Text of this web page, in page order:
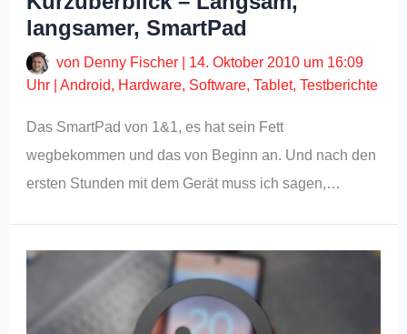
langsamer, SmartPad
von Denny Fischer
14. Oktober 2010 um 16:09
Uhr |Android, Hardware, Software,Tablet,Testberichte
Das SmartPad von 1&1, es hat sein Fett
wegbekommen und das von Beginn an. Und nach den
ersten Stunden mit dem Gerät muss ich sagen,…